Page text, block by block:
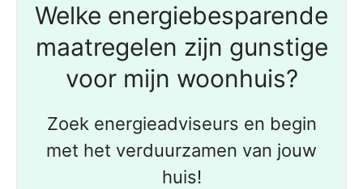
Welke energiebesparende
maatregelen zijn gunstige
voor mijn woonhuis?
Zoek energieadviseurs en begin
met het verduurzamen van jouw
huis!